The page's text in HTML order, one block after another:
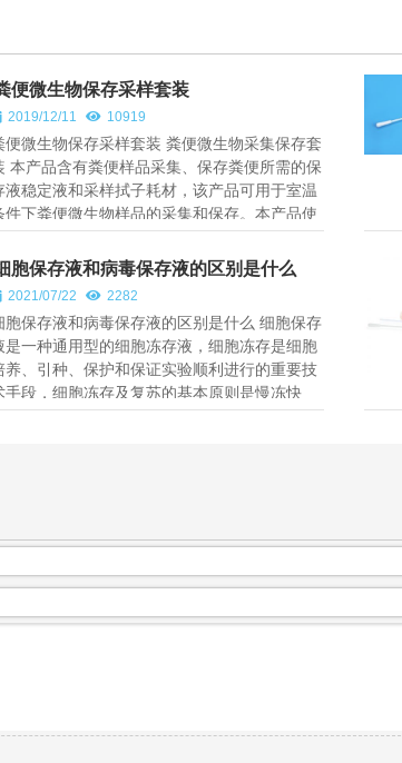
便微生物保存采样套装
2019/12/11 10919
便微生物保存采样套装 粪便微生物采集保存套
本产品含有粪便样品采集、保存粪便所需的保
液稳定液和采样拭子耗材，该产品可用于室温
件下粪便微生物样品的采集和保存。本产品使
简单方便，可广泛用于医...
胞保存液和病毒保存液的区别是什么
2021/07/22 2282
胞保存液和病毒保存液的区别是什么 细胞保存
是一种通用型的细胞冻存液，细胞冻存是细胞
养、引种、保护和保证实验顺利进行的重要技
手段，细胞冻存及复苏的基本原则是慢冻快
，实验证明这样可以保存细...